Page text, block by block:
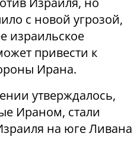
с новой угрозой,
израильское
привести к
Ирана.
утверждалось,
Ираном, стали
на юге Ливана